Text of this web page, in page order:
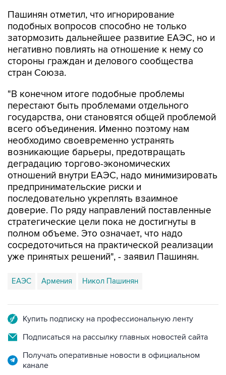
Пашинян отметил, что игнорирование
подобных вопросов способно не только
затормозить дальнейшее развитие ЕАЭС, но и
негативно повлиять на отношение к нему со
стороны граждан и делового сообщества
стран Союза.
"В конечном итоге подобные проблемы
перестают быть проблемами отдельного
государства, они становятся общей проблемой
всего объединения. Именно поэтому нам
необходимо своевременно устранять
возникающие барьеры, предотвращать
деградацию торгово-экономических
отношений внутри ЕАЭС, надо минимизировать
предпринимательские риски и
последовательно укреплять взаимное
доверие. По ряду направлений поставленные
стратегические цели пока не достигнуты в
полном объеме. Это означает, что надо
сосредоточиться на практической реализации
уже принятых решений", - заявил Пашинян.
ЕАЭС Армения Никол Пашинян
Купить подписку на профессиональную ленту
Подписаться на рассылку главных новостей сайта
Получать оперативные новости в официальном
канале